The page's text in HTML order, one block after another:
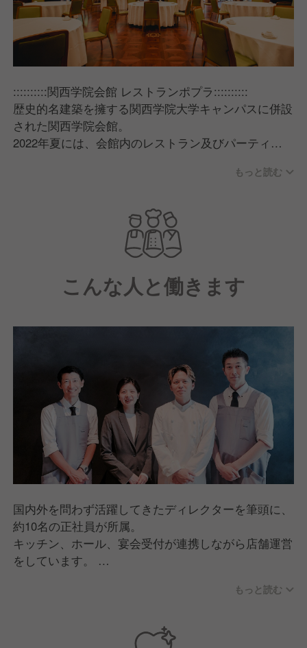
::::::::::関西学院会館 レストランポプラ::::::::::
歴史的名建築を擁する関西学院大学キャンパスに併設
された関西学院会館。
2022年夏には、会館内のレストラン及びパーティー
その運営を株式会社カフェが担う事となりました。
もっと読む
こんな人と働きます
国内外を問わず活躍してきたディレクターを筆頭に、
約10名の正社員が所属。
キッチン、ホール、宴会受付が連携しながら店舗運営
をしています。
も取りやすい雰囲気です。
もっと読む